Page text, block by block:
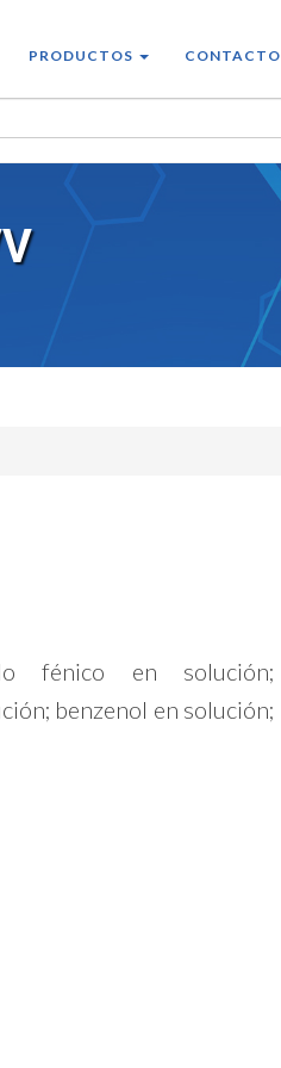
PRODUCTOS CONTACTO
fénico en solución;
benzenol en solución;